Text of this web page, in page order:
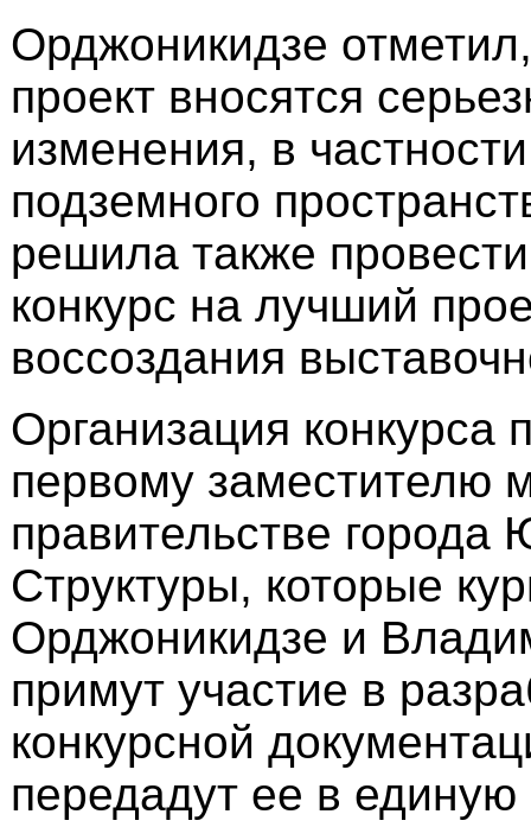
Орджоникидзе
проект вносятся
изменения, в
подземного
решила также
конкурс на лучший
воссоздания
Организация конкурса
первому заместителю
правительстве города
Структуры, которые
Орджоникидзе и
примут участие в
конкурсной
передадут ее в единую